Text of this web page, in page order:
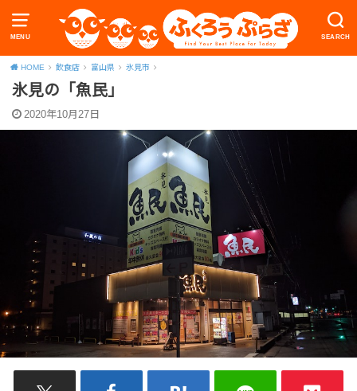
MENU SEARCH
HOME 飲食店 富山県 氷見市
氷見の「魚民」
2020年10月27日